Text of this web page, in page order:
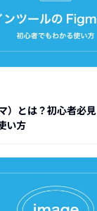
）とは？初心者必
い方